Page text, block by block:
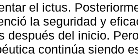
el ictus.
la seguridad y
después del inicio.
continúa siendo